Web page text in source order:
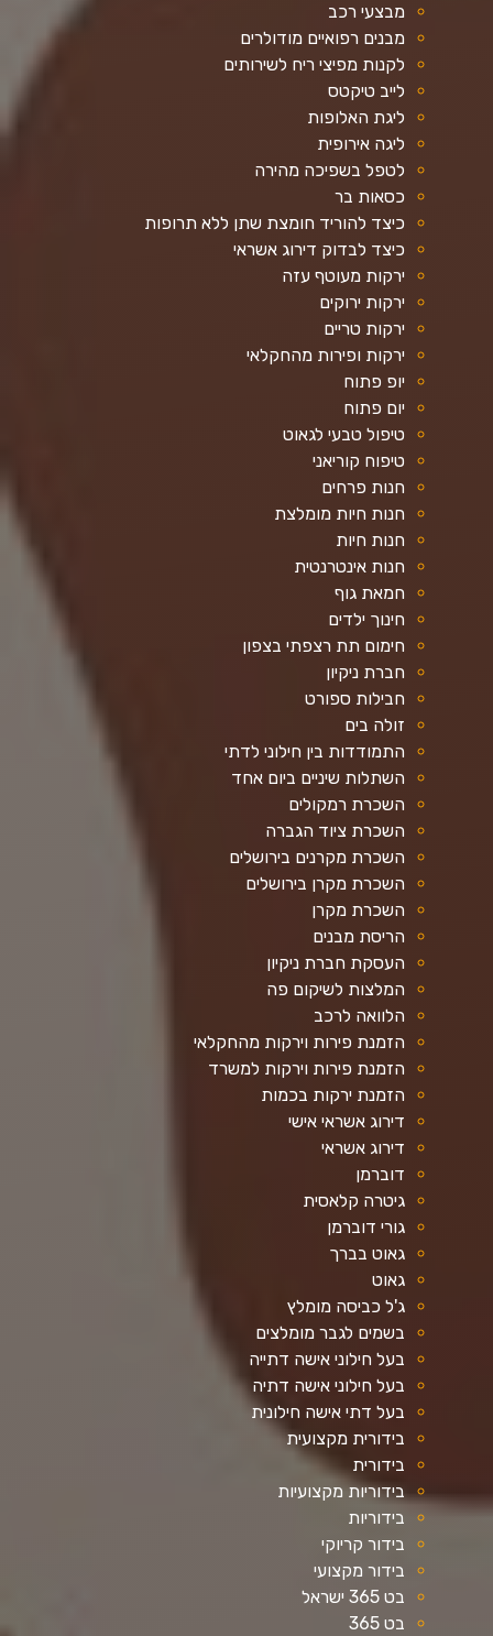
מבצעי רכב
מבנים רפואיים מודולרים
לקנות מפיצי ריח לשירותים
לייב טיקטס
ליגת האלופות
ליגה אירופית
לטפל בשפיכה מהירה
כסאות בר
כיצד להוריד חומצת שתן ללא תרופות
כיצד לבדוק דירוג אשראי
ירקות מעוטף עזה
ירקות ירוקים
ירקות טריים
ירקות ופירות מהחקלאי
יופ פתוח
יום פתוח
טיפול טבעי לגאוט
טיפוח קוריאני
חנות פרחים
חנות חיות מומלצת
חנות חיות
חנות אינטרנטית
חמאת גוף
חינוך ילדים
חימום תת רצפתי בצפון
חברת ניקיון
חבילות ספורט
זולה בים
התמודדות בין חילוני לדתי
השתלות שיניים ביום אחד
השכרת רמקולים
השכרת ציוד הגברה
השכרת מקרנים בירושלים
השכרת מקרן בירושלים
השכרת מקרן
הריסת מבנים
העסקת חברת ניקיון
המלצות לשיקום פה
הלוואה לרכב
הזמנת פירות וירקות מהחקלאי
הזמנת פירות וירקות למשרד
הזמנת ירקות בכמות
דירוג אשראי אישי
דירוג אשראי
דוברמן
גיטרה קלאסית
גורי דוברמן
גאוט בברך
גאוט
ג'ל כביסה מומלץ
בשמים לגבר מומלצים
בעל חילוני אישה דתייה
בעל חילוני אישה דתיה
בעל דתי אישה חילונית
בידורית מקצועית
בידורית
בידוריות מקצועיות
בידוריות
בידור קריוקי
בידור מקצועי
בט 365 ישראל
בט 365